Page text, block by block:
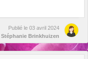
Publié le 03 avril 2024
Stéphanie Brinkhuizen